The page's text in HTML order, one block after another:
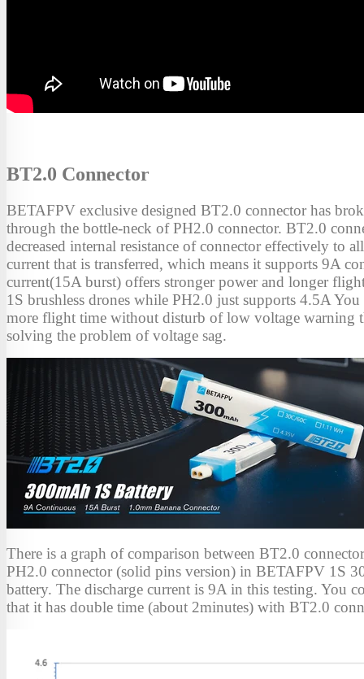
BT2.0 Connector
BETAFPV exclusive designed BT2.0 connector has
through the bottle-neck of PH2.0 connector. BT2.0
decreased internal resistance of connector effectively to
current that is transferred, which means it supports 9A
current(15A burst) offers stronger power and longer
1S brushless drones while PH2.0 just supports 4.5A
more flight time without disturb of low voltage warning
solving the problem of voltage sag.
There is a graph of comparison between BT2.0
PH2.0 connector (solid pins version) in BETAFPV 1S
battery. The discharge current is 9A in this testing. You
that it has double time (about 2minutes) with BT2.0